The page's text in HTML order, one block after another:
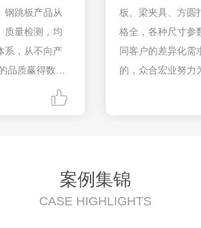
钢跳板产品从
质量检测，均
系，从不向产
品质赢得数百
板、梁夹具、方圆
格全，各种尺寸参
同客户的差异化需
的，众合宏业努力
案例集锦
CASE HIGHLIGHTS